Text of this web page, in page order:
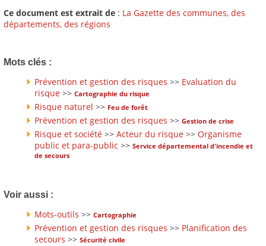
Ce document est extrait de : La Gazette des communes, des
départements, des régions
Mots clés :
Prévention et gestion des risques >> Evaluation du
risque >> Cartographie du risque
Risque naturel >> Feu de forêt
Prévention et gestion des risques >> Gestion de crise
Risque et société >> Acteur du risque >> Organisme
public et para-public >> Service départemental d'incendie et
de secours
Voir aussi :
Mots-outils >> Cartographie
Prévention et gestion des risques >> Planification des
secours >> Sécurité civile